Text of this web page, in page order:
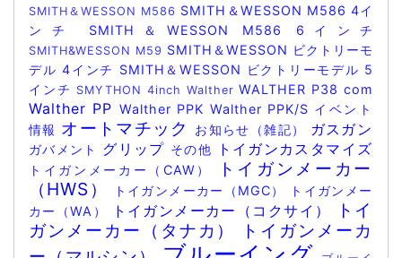
SMITH＆WESSON M586 SMITH＆WESSON M586 4イ
ンチ SMITH＆WESSON M586 6インチ
SMITH&WESSON M59 SMITH＆WESSON ビクトリーモ
デル 4インチ SMITH＆WESSON ビクトリーモデル 5
インチ SMYTHON 4inch WaltherWALTHER P38 com
Walther PP Walther PPK Walther PPK/S イベント
情報 オートマチック お知らせ（雑記） ガスガン
ガバメント グリップ その他 トイガンカスタマイズ
トイガンメーカー（CAW）
トイガンメーカー
（HWS）
トイガンメーカー（MGC）
トイガンメー
カー（WA）
トイガンメーカー（コクサイ）
トイ
ガンメーカー（タナカ）
トイガンメーカ